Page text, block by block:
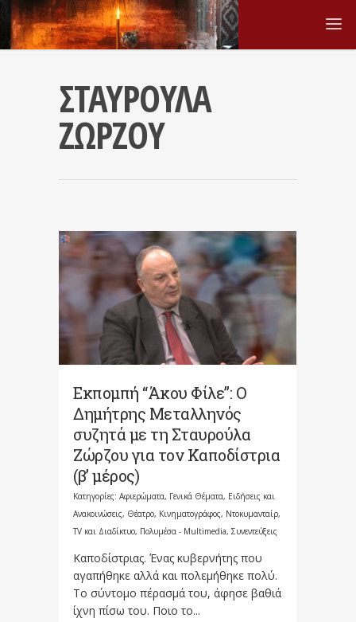
ΣΤΑΥΡΟΥΛΑ
ΖΩΡΖΟΥ
Εκπομπή “Άκου Φίλε”: Ο
Δημήτρης Mεταλληνός
συζητά με τη Σταυρούλα
Ζώρζου για τον Καποδίστρια
(β’ μέρος)
Κατηγορίες: Αφιερώματα, Γενικά Θέματα, Ειδήσεις και
Ανακοινώσεις, Θέατρο, Κινηματογράφος, Ντοκυμανταίρ,
TV και Διαδίκτυο, Πολυμέσα - Multimedia, Συνεντεύξεις
Καποδίστριας. Ένας κυβερνήτης που
αγαπήθηκε αλλά και πολεμήθηκε πολύ.
Το σύντομο πέρασμά του, άφησε βαθιά
ίχνη πίσω του. Ποιο το...